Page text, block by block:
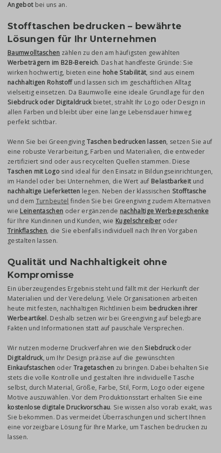
Angebotbei uns an.
Stofftaschen bedrucken – bewährte
Lösungen für Ihr Unternehmen
Baumwolltaschen zählen zu den am häufigsten gewählten
Werbeträgern im B2B-Bereich. Das hat handfeste Gründe: Sie
wirken hochwertig, bieten eine hohe Stabilität, sind aus einem
nachhaltigen Rohstoffund lassen sich im geschäftlichen Alltag
vielseitig einsetzen. Da Baumwolle eine ideale Grundlage für den
Siebdruck oder Digitaldruckbietet, strahlt Ihr Logo oder Design in
allen Farben und bleibt über eine lange Lebensdauer hinweg
perfekt sichtbar.
Wenn Sie bei Greengiving Taschen bedrucken lassen, setzen Sie auf
eine robuste Verarbeitung, Farben und Materialien, die entweder
zertifiziert sind oder aus recycelten Quellen stammen. Diese
Taschen mit Logo sind ideal für den Einsatz in Bildungseinrichtungen,
im Handel oder bei Unternehmen, die Wert auf Belastbarkeitund
nachhaltige Lieferketten legen. Neben der klassischen Stofftasche
und dem Turnbeutel finden Sie bei Greengiving zudem Alternativen
wie Leinentaschen oder ergänzende nachhaltige Werbegeschenke
für Ihre Kundinnen und Kunden, wie Kugelschreiber oder
Trinkflaschen, die Sie ebenfalls individuell nach Ihren Vorgaben
gestalten lassen.
Qualität und Nachhaltigkeit ohne
Kompromisse
Ein überzeugendes Ergebnis steht und fällt mit der Herkunft der
Materialien und der Veredelung. Viele Organisationen arbeiten
heute mit festen, nachhaltigen Richtlinien beim bedrucken ihrer
Werbeartikel. Deshalb setzen wir bei Greengiving auf belegbare
Fakten und Informationen statt auf pauschale Versprechen.
Wir nutzen moderne Druckverfahren wie den Siebdruckoder
Digitaldruck, um Ihr Design präzise auf die gewünschten
Einkaufstaschen oder Tragetaschen zu bringen. Dabei behalten Sie
stets die volle Kontrolle und gestalten Ihre individuelle Tasche
selbst, durch Material, Größe, Farbe, Stil, Form, Logo oder eigene
Motive auszuwählen. Vor dem Produktionsstart erhalten Sie eine
kostenlose digitale Druckvorschau. Sie wissen also vorab exakt, was
Sie bekommen. Das vermeidet Überraschungen und sichert Ihnen
eine vorzeigbare Lösung für Ihre Marke, um Taschen bedrucken zu
lassen.